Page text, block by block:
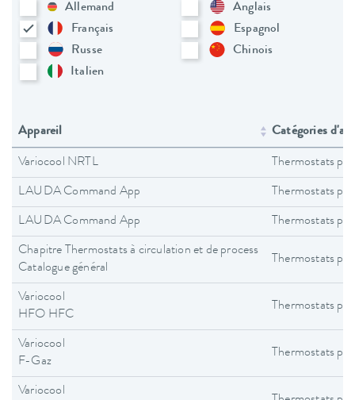
Allemand
Anglais
Français
Espagnol
Russe
Chinois
Italien
Appareil Catégories
Variocool NRTL Thermostats
LAUDA Command App Thermostats
LAUDA Command App Thermostats
Chapitre Thermostats à circulation et de process
Catalogue général
Thermostats
Variocool
HFO HFC
Thermostats
Variocool
F-Gaz
Thermostats
Variocool